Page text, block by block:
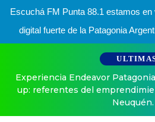
Escuchá FM Punta 88.1 estamos
digital fuerte de la Patagonia
Patagonia 2026 confirma su
emprendimiento argentino